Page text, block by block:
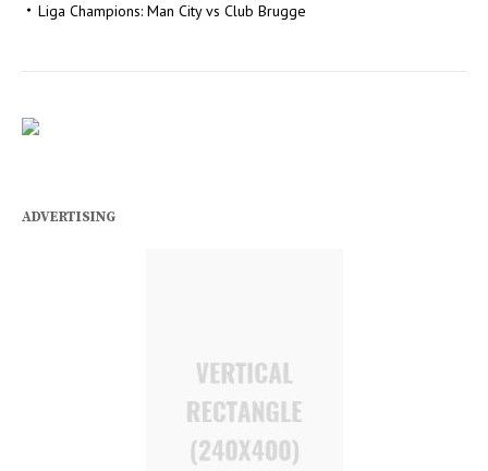
Liga Champions: Man City vs Club Brugge
ADVERTISING